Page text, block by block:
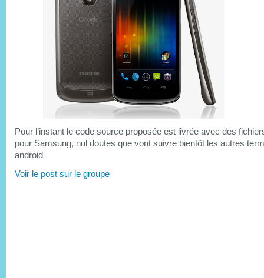
Pour l’instant le code source proposée est livrée avec des
pour Samsung, nul doutes que vont suivre bientôt les autres
android
Voir le post sur le groupe